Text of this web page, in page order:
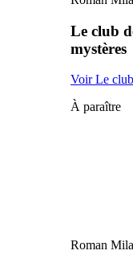
Le club
mystères
Voir Le
À paraître
Roman